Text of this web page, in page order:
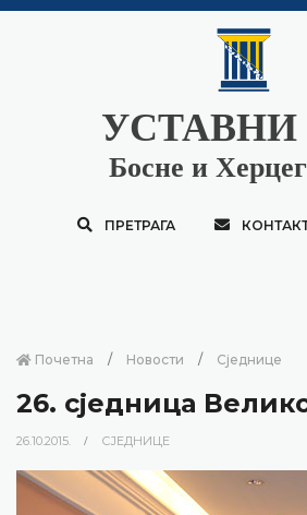
УСТАВНИ
Босне и
ПРЕТРАГА
Почетна Новости Сједнице
26. сједница
26.10.2015. СЈЕДНИЦЕ